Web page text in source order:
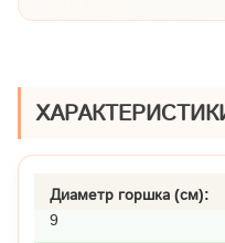
Диаметр горшка (см):
9